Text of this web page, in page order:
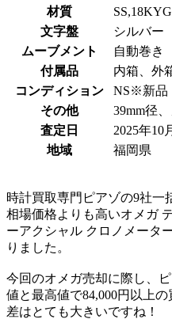
材質
SS,18KYG
文字盤
シルバー
ムーブメント
自動巻き
付属品
内箱、外
コンディション
NS※新品
その他
39mm径
査定日
2025年10
地域
福岡県
時計買取専門ピアゾの9社一
相場価格よりも高いオメガ
ーアクシャル クロノメータ
りました。
今回のオメガ売却に際し、
値と最高値で84,000円以上
差はとても大きいですね！